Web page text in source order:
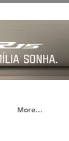
More...